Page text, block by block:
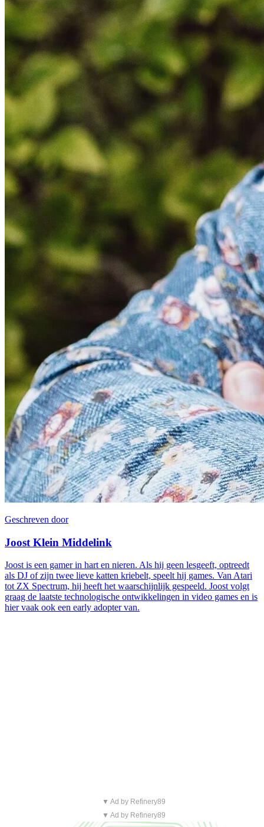
Geschreven door
Joost Klein Middelink
Joost is een gamer in hart en nieren. Als hij geen lesgeeft, optreedt
als DJ of zijn twee lieve katten kriebelt, speelt hij games. Van Atari
tot ZX Spectrum, hij heeft het waarschijnlijk gespeeld. Joost volgt
graag de laatste technologische ontwikkelingen in video games en is
hier vaak ook een early adopter van.
▼ Ad by Refinery89
▼ Ad by Refinery89